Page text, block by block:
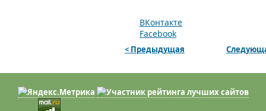
ВКонтакте
Facebook
< Предыдущая